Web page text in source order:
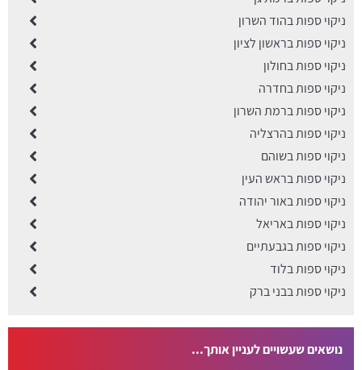
ניקוי ספות בהוד השרון
ניקוי ספות בראשון לציון
ניקוי ספות בחולון
ניקוי ספות בחדרה
ניקוי ספות ברמת השרון
ניקוי ספות בהרצליה
ניקוי ספות בשוהם
ניקוי ספות בראש העין
ניקוי ספות באור יהודה
ניקוי ספות באריאל
ניקוי ספות בגבעתיים
ניקוי ספות בלוד
ניקוי ספות בבני ברק
נושאים שעשויים לעניין אותך...